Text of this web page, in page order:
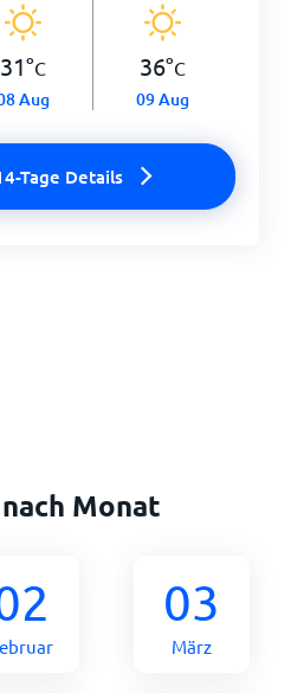
31°C
Aug
36°C
09 Aug
Tage Details
Monat
03
März